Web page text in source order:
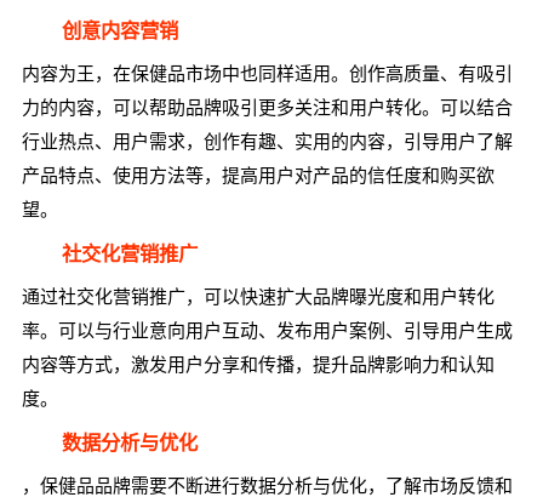
创意内容营销
内容为王，在保健品市场中也同样适用。创作高质量、有吸引
力的内容，可以帮助品牌吸引更多关注和用户转化。可以结合
行业热点、用户需求，创作有趣、实用的内容，引导用户了解
产品特点、使用方法等，提高用户对产品的信任度和购买欲
望。
社交化营销推广
通过社交化营销推广，可以快速扩大品牌曝光度和用户转化
率。可以与行业意向用户互动、发布用户案例、引导用户生成
内容等方式，激发用户分享和传播，提升品牌影响力和认知
度。
数据分析与优化
，保健品品牌需要不断进行数据分析与优化，了解市场反馈和